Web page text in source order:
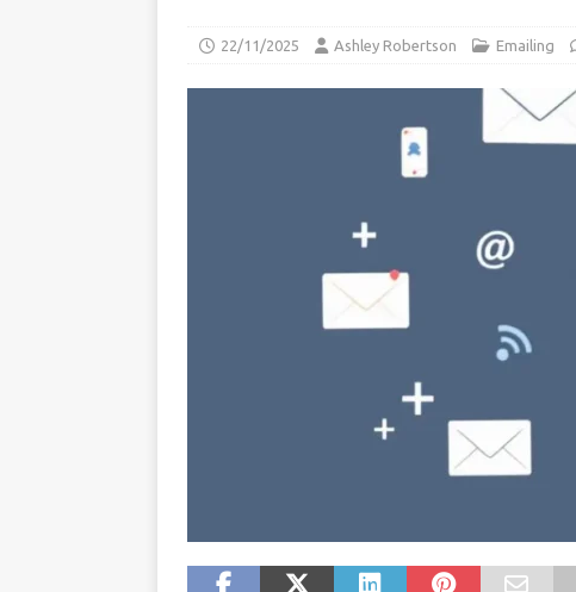
22/11/2025 Ashley Robertson Emailing